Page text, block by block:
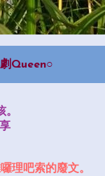
Queen○
理吧索的廢文。